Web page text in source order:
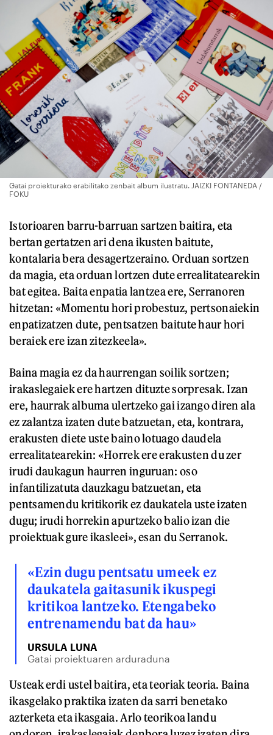
Gatai proiekturako erabilitako zenbait album ilustratu. JAIZKI FONTANEDA /
FOKU
Istorioaren barru-barruan sartzen baitira, eta
bertan gertatzen ari dena ikusten baitute,
kontalaria bera desagertzeraino. Orduan sortzen
da magia, eta orduan lortzen dute errealitatearekin
bat egitea. Baita enpatia lantzea ere, Serranoren
hitzetan: «Momentu hori probestuz, pertsonaiekin
enpatizatzen dute, pentsatzen baitute haur hori
beraiek ere izan zitezkeela».
Baina magia ez da haurrengan soilik sortzen;
irakaslegaiek ere hartzen dituzte sorpresak. Izan
ere, haurrak albuma ulertzeko gai izango diren ala
ez zalantza izaten dute batzuetan, eta, kontrara,
erakusten diete uste baino lotuago daudela
errealitatearekin: «Horrek ere erakusten du zer
irudi daukagun haurren inguruan: oso
infantilizatuta dauzkagu batzuetan, eta
pentsamendu kritikorik ez daukatela uste izaten
dugu; irudi horrekin apurtzeko balio izan die
proiektuak gure ikasleei», esan du Serranok.
«Ezin dugu pentsatu umeek ez
daukatela gaitasunik ikuspegi
kritikoa lantzeko. Etengabeko
entrenamendu bat da hau»
URSULA LUNA
Gatai proiektuaren arduraduna
Usteak erdi ustel baitira, eta teoriak teoria. Baina
ikasgelako praktika izaten da sarri benetako
azterketa eta ikasgaia. Arlo teorikoa landu